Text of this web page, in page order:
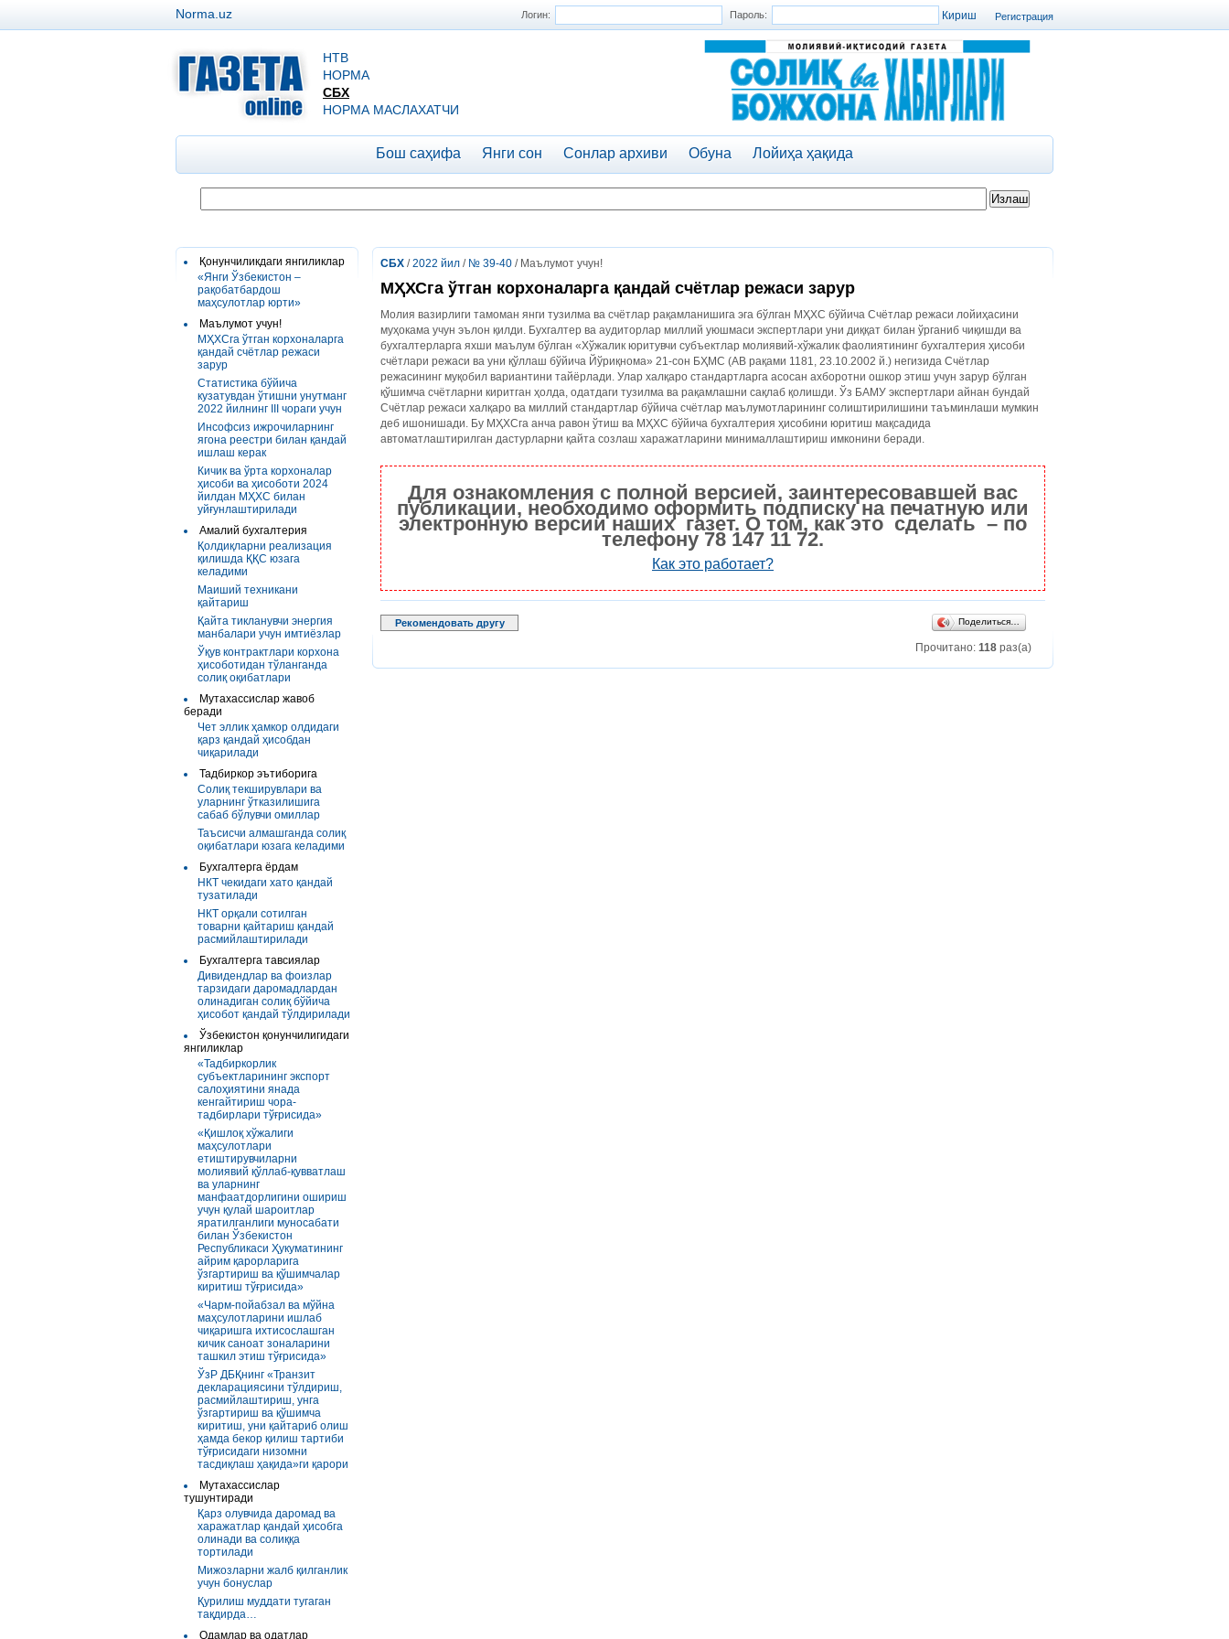
Регистрация
Логин: Пароль:
Norma.uz
НТВ
НОРМА
СБХ
НОРМА МАСЛАХАТЧИ
Бош саҳифа Янги сон Сонлар архиви Обуна Лойиҳа ҳақида
Қонунчиликдаги янгиликлар
«Янги Ўзбекистон –
рақобатбардош
маҳсулотлар юрти»
Маълумот учун!
МҲХСга ўтган корхоналарга
қандай счётлар режаси
зарур
Статистика бўйича
кузатувдан ўтишни унутманг
2022 йилнинг III чораги учун
Инсофсиз ижрочиларнинг
ягона реестри билан қандай
ишлаш керак
Кичик ва ўрта корхоналар
ҳисоби ва ҳисоботи 2024
йилдан МҲХС билан
уйғунлаштирилади
Амалий бухгалтерия
Қолдиқларни реализация
қилишда ҚҚС юзага
келадими
Маиший техникани
қайтариш
Қайта тикланувчи энергия
манбалари учун имтиёзлар
Ўқув контрактлари корхона
ҳисоботидан тўланганда
солиқ оқибатлари
Мутахассислар жавоб
беради
Чет эллик ҳамкор олдидаги
қарз қандай ҳисобдан
чиқарилади
Тадбиркор эътиборига
Солиқ текширувлари ва
уларнинг ўтказилишига
сабаб бўлувчи омиллар
Таъсисчи алмашганда солиқ
оқибатлари юзага келадими
Бухгалтерга ёрдам
НКТ чекидаги хато қандай
тузатилади
НКТ орқали сотилган
товарни қайтариш қандай
расмийлаштирилади
Бухгалтерга тавсиялар
Дивидендлар ва фоизлар
тарзидаги даромадлардан
олинадиган солиқ бўйича
ҳисобот қандай тўлдирилади
Ўзбекистон қонунчилигидаги
янгиликлар
«Тадбиркорлик
субъектларининг экспорт
салоҳиятини янада
кенгайтириш чора-
тадбирлари тўғрисида»
«Қишлоқ хўжалиги
маҳсулотлари
етиштирувчиларни
молиявий қўллаб-қувватлаш
ва уларнинг
манфаатдорлигини ошириш
учун қулай шароитлар
яратилганлиги муносабати
билан Ўзбекистон
Республикаси Ҳукуматининг
айрим қарорларига
ўзгартириш ва қўшимчалар
киритиш тўғрисида»
«Чарм-пойабзал ва мўйна
маҳсулотларини ишлаб
чиқаришга ихтисослашган
кичик саноат зоналарини
ташкил этиш тўғрисида»
ЎзР ДБҚнинг «Транзит
декларациясини тўлдириш,
расмийлаштириш, унга
ўзгартириш ва қўшимча
киритиш, уни қайтариб олиш
ҳамда бекор қилиш тартиби
тўғрисидаги низомни
тасдиқлаш ҳақида»ги қарори
Мутахассислар
тушунтиради
Қарз олувчида даромад ва
харажатлар қандай ҳисобга
олинади ва солиққа
тортилади
Мижозларни жалб қилганлик
учун бонуслар
Қурилиш муддати тугаган
тақдирда…
Одамлар ва одатлар
СБХ /2022 йил / № 39-40 / Маълумот учун!
МҲХСга ўтган корхоналарга қандай счётлар режаси зарур
Молия вазирлиги тамоман янги тузилма ва счётлар рақамланишига эга бўлган МҲХС бўйича Счётлар режаси лойиҳасини
муҳокама учун эълон қилди. Бухгалтер ва аудиторлар миллий уюшмаси экспертлари уни диққат билан ўрганиб чиқишди ва
бухгалтерларга яхши маълум бўлган «Хўжалик юритувчи субъектлар молиявий-хўжалик фаолиятининг бухгалтерия ҳисоби
счётлари режаси ва уни қўллаш бўйича Йўриқнома» 21-сон БҲМС (АВ рақами 1181, 23.10.2002 й.) негизида Счётлар
режасининг муқобил вариантини тайёрлади. Улар халқаро стандартларга асосан ахборотни ошкор этиш учун зарур бўлган
қўшимча счётларни киритган ҳолда, одатдаги тузилма ва рақамлашни сақлаб қолишди. Ўз БАМУ экспертлари айнан бундай
Счётлар режаси халқаро ва миллий стандартлар бўйича счётлар маълумотларининг солиштирилишини таъминлаши мумкин
деб ишонишади. Бу МҲХСга анча равон ўтиш ва МҲХС бўйича бухгалтерия ҳисобини юритиш мақсадида
автоматлаштирилган дастурларни қайта созлаш харажатларини минималлаштириш имконини беради.
Для ознакомления с полной версией, заинтересовавшей вас
публикации, необходимо оформить подписку на печатную или
электронную версии наших газет. О том, как это сделать – по
телефону 78 147 11 72.
Как это работает?
Рекомендовать другу Поделиться…
Прочитано: 118 раз(а)